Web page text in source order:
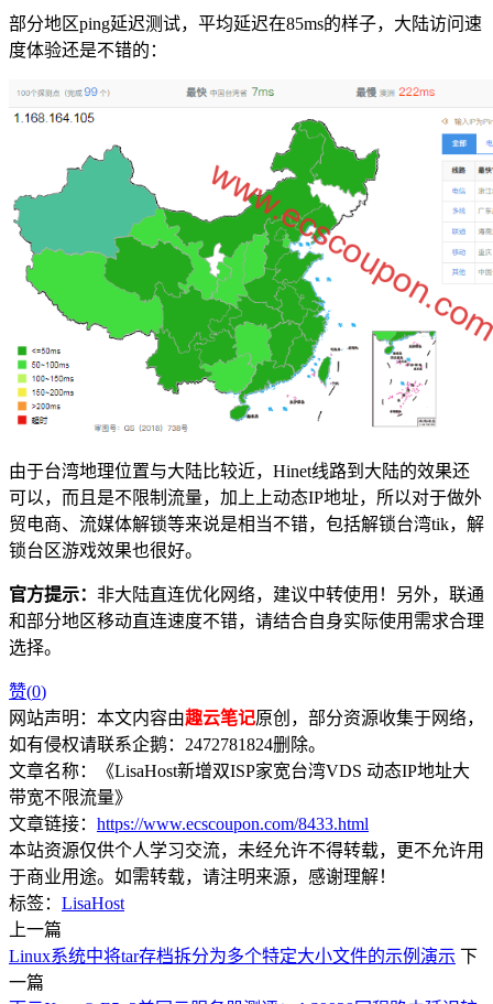
部分地区ping延迟测试，平均延迟在85ms的样子，大陆访问速
度体验还是不错的：
由于台湾地理位置与大陆比较近，Hinet线路到大陆的效果还
可以，而且是不限制流量，加上上动态IP地址，所以对于做外
贸电商、流媒体解锁等来说是相当不错，包括解锁台湾tik，解
锁台区游戏效果也很好。
官方提示： 非大陆直连优化网络，建议中转使用！另外，联通
和部分地区移动直连速度不错，请结合自身实际使用需求合理
选择。
赞(0)
网站声明：本文内容由趣云笔记原创，部分资源收集于网络，
如有侵权请联系企鹅：2472781824删除。
文章名称：《LisaHost新增双ISP家宽台湾VDS 动态IP地址大
带宽不限流量》
文章链接： https://www.ecscoupon.com/8433.html
本站资源仅供个人学习交流，未经允许不得转载，更不允许用
于商业用途。如需转载，请注明来源，感谢理解！
标签： LisaHost
上一篇
Linux系统中将tar存档拆分为多个特定大小文件的示例演示 下
一篇